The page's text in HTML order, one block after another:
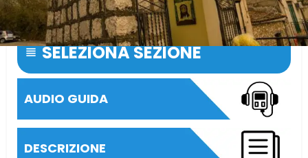
Piccolo gioiello di spiritualità e memoria popolare.
SELEZIONA SEZIONE
AUDIO GUIDA
DESCRIZIONE